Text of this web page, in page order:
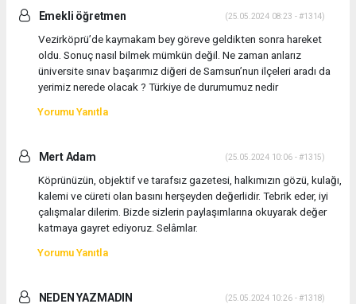
Emekli öğretmen (25.05.2024 08:23 - #1314)
Vezirköprü’de kaymakam bey göreve geldikten sonra hareket
oldu. Sonuç nasıl bilmek mümkün değil. Ne zaman anlarız
üniversite sınav başarımız diğeri de Samsun’nun ilçeleri aradı da
yerimiz nerede olacak ? Türkiye de durumumuz nedir
Yorumu Yanıtla
Mert Adam (25.05.2024 10:06 - #1315)
Köprünüzün, objektif ve tarafsız gazetesi, halkımızın gözü, kulağı,
kalemi ve cüreti olan basını herşeyden değerlidir. Tebrik eder, iyi
çalışmalar dilerim. Bizde sizlerin paylaşımlarına okuyarak değer
katmaya gayret ediyoruz. Selâmlar.
Yorumu Yanıtla
NEDEN YAZMADIN
(25.05.2024 10:26 - #1318)